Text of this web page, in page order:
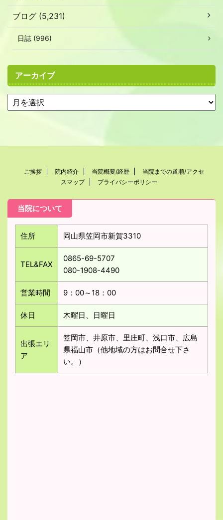
ブログ (5,231)
日誌 (996)
アーカイブ
ご挨拶 院内紹介 当院概要/経歴
当院までの道順/アクセ
スマップ
プライバシーポリシー
当院について
住所 岡山県笠岡市新賀3310
TEL&FAX
0865-69-5707
080-1908-4490
営業時間 9：00～18：00
休日 木曜日、日曜日
出張エリ
ア
笠岡市、井原市、里庄町、浅口市、広島
県福山市（他地域の方はお問合せ下さ
い。）